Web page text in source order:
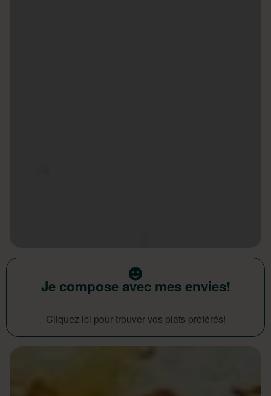
Je compose avec mes envies!
Cliquez ici pour trouver vos plats préférés!